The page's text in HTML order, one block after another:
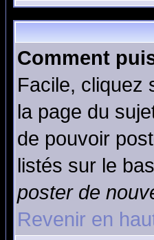
Comment
Facile, cliquez
la page du
de pouvoir
listés sur le
poster de
Revenir en